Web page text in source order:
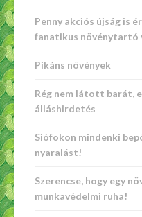
Penny akciós újság is
fanatikus növénytartó
Pikáns növények
Rég nem látott barát,
álláshirdetés
Siófokon mindenki
nyaralást!
Szerencse, hogy egy
munkavédelmi ruha!